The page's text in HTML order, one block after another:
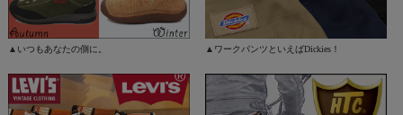
▲いつもあなたの側に。 ▲ワークパンツといえばDickies！